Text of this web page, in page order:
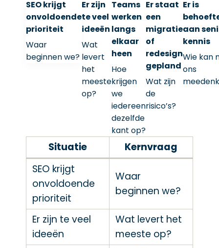
SEO krijgt
onvoldoende
prioriteit
Waar
beginnen we?
Er zijn
te veel
ideeën
Wat
levert
het
meeste
op?
Teams
werken
langs
elkaar
heen
Hoe
krijgen
we
iedereen
dezelfde
kant op?
Er staat
een
migratie
of
redesign
gepland
Wat zijn
de
risico’s?
Er is
aan
kennis
Wie kan
ons
Situatie
Kernvraag
SEO krijgt
onvoldoende
prioriteit
Waar
beginnen we?
Er zijn te veel
ideeën
Wat levert het
meeste op?